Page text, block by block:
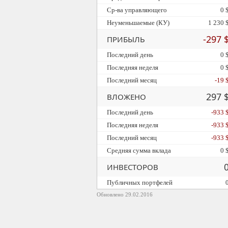
Обновлено 29.02.2016
Ср-ва управляющего
0 $
Неуменьшаемые (КУ)
1 230 $
ПРИБЫЛЬ -297
Последний день
0 $
Последняя неделя
0 $
Последний месяц
-19 $
ВЛОЖЕНО 297
Последний день
-933 $
Последняя неделя
-933 $
Последний месяц
-933 $
Средняя сумма вклада
0 $
ИНВЕСТОРОВ
Публичных портфелей 0